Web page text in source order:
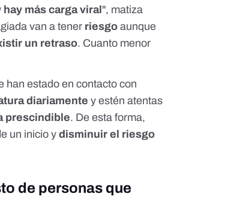
hay más carga viral", matiza
van a tener riesgoaunque
un retraso. Cuanto menor
han estado en contacto con
diariamente y estén atentas
prescindible. De esta forma,
un inicio ydisminuir el riesgo
de personas que